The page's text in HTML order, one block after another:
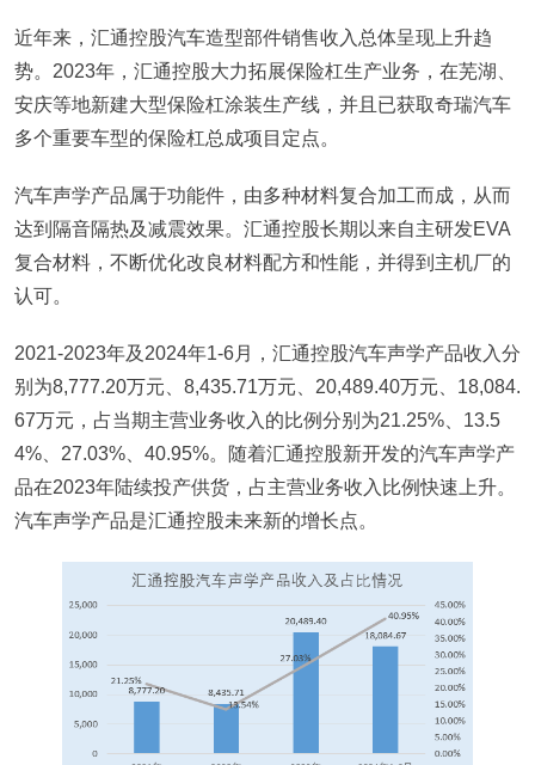
近年来，汇通控股汽车造型部件销售收入总体呈现上升趋
势。2023年，汇通控股大力拓展保险杠生产业务，在芜湖、
安庆等地新建大型保险杠涂装生产线，并且已获取奇瑞汽车
多个重要车型的保险杠总成项目定点。
汽车声学产品属于功能件，由多种材料复合加工而成，从而
达到隔音隔热及减震效果。汇通控股长期以来自主研发EVA
复合材料，不断优化改良材料配方和性能，并得到主机厂的
认可。
2021-2023年及2024年1-6月，汇通控股汽车声学产品收入分
别为8,777.20万元、8,435.71万元、20,489.40万元、18,084.
67万元，占当期主营业务收入的比例分别为21.25%、13.5
4%、27.03%、40.95%。随着汇通控股新开发的汽车声学产
品在2023年陆续投产供货，占主营业务收入比例快速上升。
汽车声学产品是汇通控股未来新的增长点。